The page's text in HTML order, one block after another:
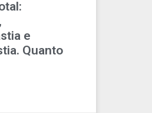
e
Quanto